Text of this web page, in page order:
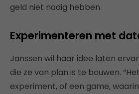
geld niet nodig hebben.
Experimenteren met
Janssen wil haar idee laten
die ze van plan is te bouwen.
experiment, of een game,